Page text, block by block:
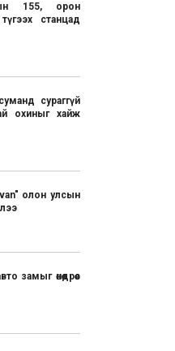
155, орон
станцад
сураггүй
охиныг хайж
олон улсын
өнөөдрөөс